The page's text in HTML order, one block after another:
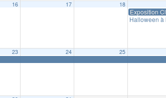
16 17 18
Exposition
Halloween à
23 24 25